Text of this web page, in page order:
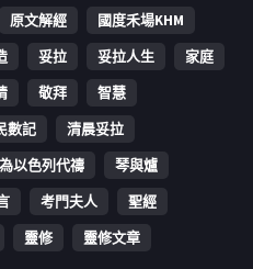
原文解經
國度禾場KHM
妥拉 妥拉人生
家庭
敬拜
智慧
數記
清晨妥拉
為以色列代禱
琴與爐
考門夫人
聖經
靈修 靈修文章